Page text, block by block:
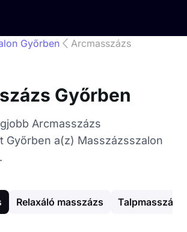
Győrben Arcmasszázs
Győrben
Arcmasszázs
Győrben a(z) Masszázsszalon
Relaxáló masszázs Talpmasszázs